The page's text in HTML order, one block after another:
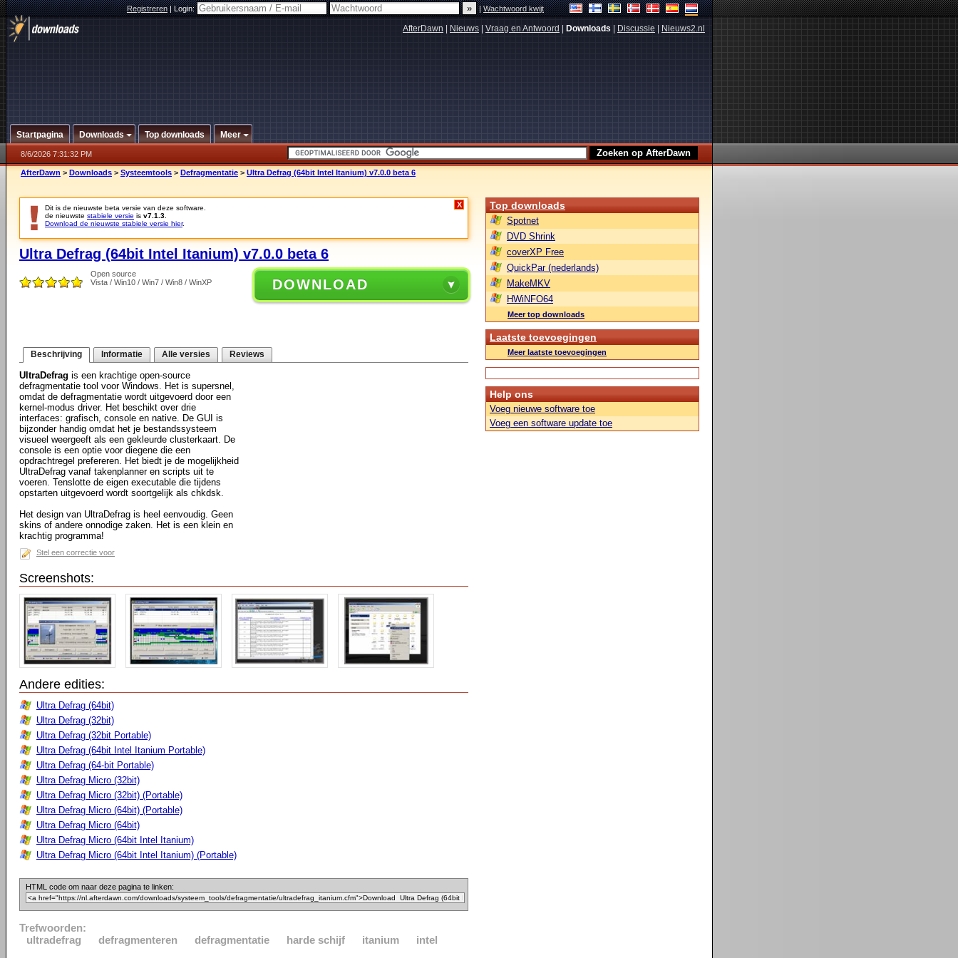
Registreren|Login: |Wachtwoord kwijt
AfterDawn Nieuws Vraag en Antwoord Downloads Discussie Nieuws2.nl
Startpagina Downloads Top downloads Meer
8/6/2026 7:31:32 PM
AfterDawn > Downloads > Systeemtools > Defragmentatie > Ultra Defrag (64bit Intel Itanium) v7.0.0 beta 6
Dit is de nieuwste beta versie van deze software.
de nieuwste stabiele versie is v7.1.3
Download de nieuwste stabiele versie hier.
X
Ultra Defrag (64bit Intel Itanium) v7.0.0 beta 6
Open source
Vista / Win10 / Win7 / Win8 / WinXP
DOWNLOAD
Beschrijving Informatie Alle versies Reviews
UltraDefrag is een krachtige open-source
defragmentatie tool voor Windows. Het is supersnel,
omdat de defragmentatie wordt uitgevoerd door een
kernel-modus driver. Het beschikt over drie
interfaces: grafisch, console en native. De GUI is
bijzonder handig omdat het je bestandssysteem
visueel weergeeft als een gekleurde clusterkaart. De
console is een optie voor diegene die een
opdrachtregel prefereren. Het biedt je de mogelijkheid
UltraDefrag vanaf takenplanner en scripts uit te
voeren. Tenslotte de eigen executable die tijdens
opstarten uitgevoerd wordt soortgelijk als chkdsk.
Het design van UltraDefrag is heel eenvoudig. Geen
skins of andere onnodige zaken. Het is een klein en
krachtig programma!
Stel een correctie voor
Screenshots:
Andere edities:
Ultra Defrag (64bit)
Ultra Defrag (32bit)
Ultra Defrag (32bit Portable)
Ultra Defrag (64bit Intel Itanium Portable)
Ultra Defrag (64-bit Portable)
Ultra Defrag Micro (32bit)
Ultra Defrag Micro (32bit) (Portable)
Ultra Defrag Micro (64bit) (Portable)
Ultra Defrag Micro (64bit)
Ultra Defrag Micro (64bit Intel Itanium)
Ultra Defrag Micro (64bit Intel Itanium) (Portable)
HTML code om naar deze pagina te linken:
Trefwoorden:
ultradefrag
defragmenteren defragmentatie harde schijf itanium intel
Top downloads
Spotnet
DVD Shrink
coverXP Free
QuickPar (nederlands)
MakeMKV
HWiNFO64
Meer top downloads
Laatste toevoegingen
Meer laatste toevoegingen
Help ons
Voeg nieuwe software toe
Voeg een software update toe